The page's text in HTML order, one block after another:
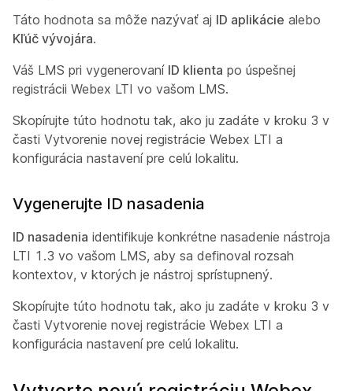
Táto hodnota sa môže nazývať aj ID aplikácie alebo
Kľúč vývojára.
Váš LMS pri vygenerovaní ID klienta po úspešnej
registrácii Webex LTI vo vašom LMS.
Skopírujte túto hodnotu tak, ako ju zadáte v kroku 3 v
časti Vytvorenie novej registrácie Webex LTI a
konfigurácia nastavení pre celú lokalitu.
Vygenerujte ID nasadenia
ID nasadenia identifikuje konkrétne nasadenie nástroja
LTI 1.3 vo vašom LMS, aby sa definoval rozsah
kontextov, v ktorých je nástroj sprístupnený.
Skopírujte túto hodnotu tak, ako ju zadáte v kroku 3 v
časti Vytvorenie novej registrácie Webex LTI a
konfigurácia nastavení pre celú lokalitu.